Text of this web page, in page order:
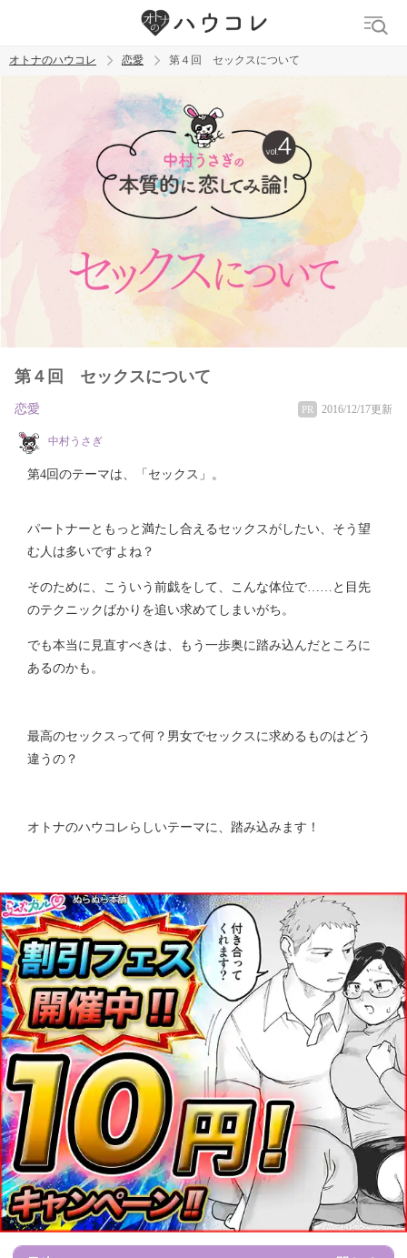
トレンド ワード
吸引バイブ SM 吸うやつ
オトナのハウコレ 恋愛 第４回 セックスについて
第４回 セックスについて
恋愛 PR 2016/12/17更新
中村うさぎ
第4回のテーマは、「セックス」。
パートナーともっと満たし合えるセックスがしたい、そう望
む人は多いですよね？
そのために、こういう前戯をして、こんな体位で……と目先
のテクニックばかりを追い求めてしまいがち。
でも本当に見直すべきは、もう一歩奥に踏み込んだところに
あるのかも。
最高のセックスって何？男女でセックスに求めるものはどう
違うの？
オトナのハウコレらしいテーマに、踏み込みます！